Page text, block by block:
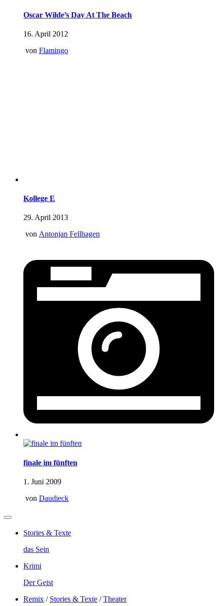
Oscar Wilde’s Day At The Beach
16. April 2012
von Flamingo
Kollege E
29. April 2013
von Antonjan Fellhagen
finale im fünften
1. Juni 2009
von Daudieck
Stories & Texte
das Sein
Krimi
Der Geist
Remix / Stories & Texte /Theater